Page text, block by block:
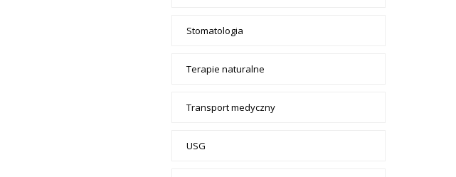
Stomatologia
Terapie naturalne
Transport medyczny
USG